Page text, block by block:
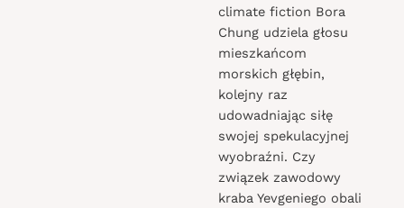
climate fiction Bora
Chung udziela głosu
mieszkańcom
morskich głębin,
kolejny raz
udowadniając siłę
swojej spekulacyjnej
wyobraźni. Czy
związek zawodowy
kraba Yevgeniego obali